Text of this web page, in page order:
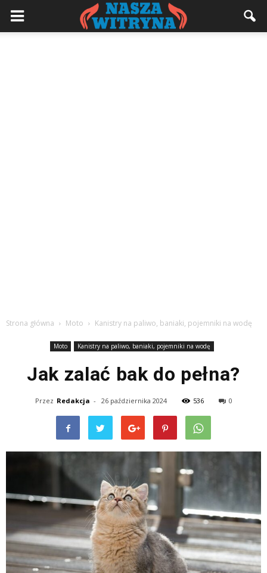
Strona główna Moto Kanistry na paliwo, baniaki, pojemniki na wodę
Moto Kanistry na paliwo, baniaki, pojemniki na wodę
Jak zalać bak do pełna?
Przez Redakcja - 26 października 2024 536 0